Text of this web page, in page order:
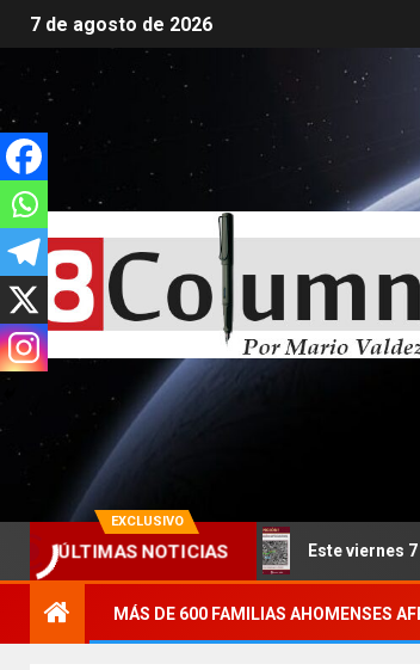
7 de agosto de 2026
EXCLUSIVO
ÚLTIMAS NOTICIAS
Indígenas. Este viernes 7 de agosto
MÁS DE 600 FAMILIAS AHOMENSES